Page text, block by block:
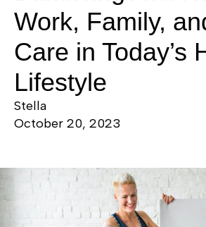
Work, Family,
Care in Today’s
Lifestyle
Stella
October 20, 2023